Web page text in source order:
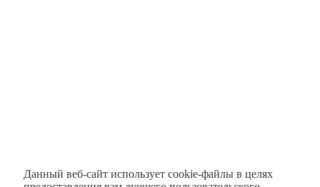
Данный веб-сайт использует cookie-файлы в целях